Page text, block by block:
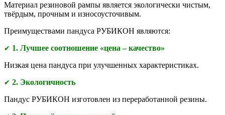
Материал резиновой рампы является экологически чистым,
твёрдым, прочным и износоусточивым.
Преимуществами пандуса РУБИКОН являются:
✔ 1. Лучшее соотношение «цена – качество»
Низкая цена пандуса при улучшенных характеристиках.
✔ 2. Экологичность
Пандус РУБИКОН изготовлен из переработанной резины.